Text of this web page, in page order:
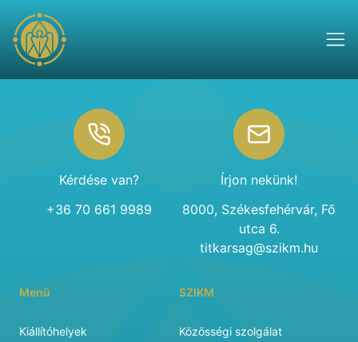
Kérdése van?
+36 70 661 9989
Írjon nekünk!
8000, Székesfehérvár, Fő
utca 6.
titkarsag@szikm.hu
Menü
Kiállítóhelyek
SZIKM
Közösségi szolgálat